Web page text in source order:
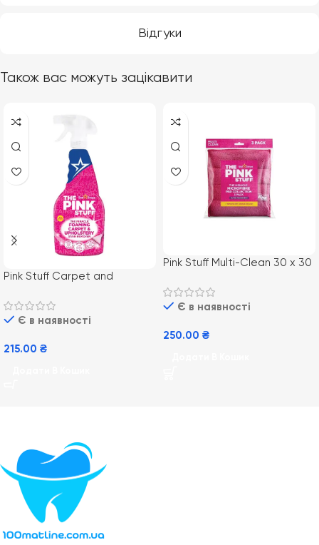
Відгуки
Також вас можуть зацікавити
Pink Stuff Carpet and
для килимів та оббивки
Є в наявності
215.00 ₴
Pink Stuff Multi-Clean 30 х 30
мікрофібра універсальні
Є в наявності
250.00 ₴